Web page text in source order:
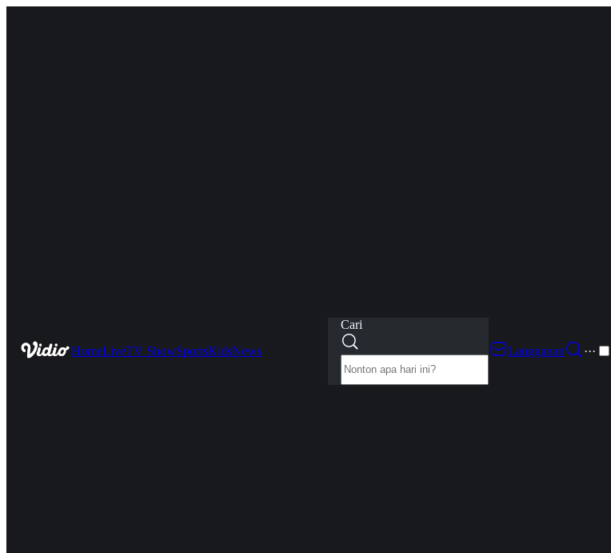
HomeLiveTV ShowSportsKidsNews
Cari
Langganan
···